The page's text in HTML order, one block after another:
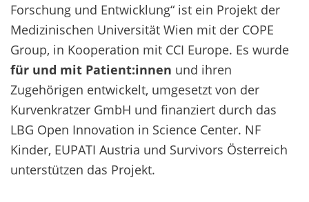
Forschung und Entwicklung“ ist ein Projekt der
Medizinischen Universität Wien mit der COPE
Group, in Kooperation mit CCI Europe. Es wurde
für und mit Patient:innen und ihren
Zugehörigen entwickelt, umgesetzt von der
Kurvenkratzer GmbH und finanziert durch das
LBG Open Innovation in Science Center. NF
Kinder, EUPATI Austria und Survivors Österreich
unterstützen das Projekt.